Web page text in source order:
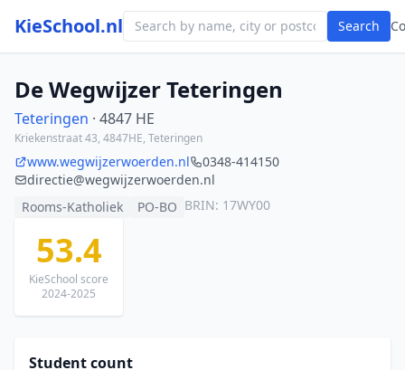
KieSchool.nl Search
De Wegwijzer Teteringen
Teteringen · 4847 HE
Kriekenstraat 43, 4847HE, Teteringen
www.wegwijzerwoerden.nl
0348-414150
directie@wegwijzerwoerden.nl
Rooms-Katholiek
PO-BO BRIN: 17WY00
53.4
KieSchool score
2024-2025
Student count